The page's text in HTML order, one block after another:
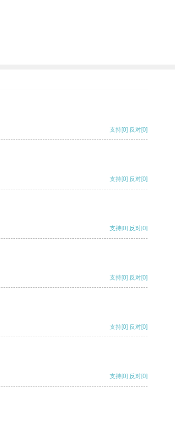
支持[0] 反对[0]
支持[0] 反对[0]
支持[0] 反对[0]
支持[0] 反对[0]
支持[0] 反对[0]
支持[0] 反对[0]